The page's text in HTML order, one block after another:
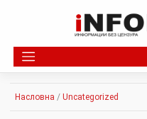
Насловна / Uncategorized